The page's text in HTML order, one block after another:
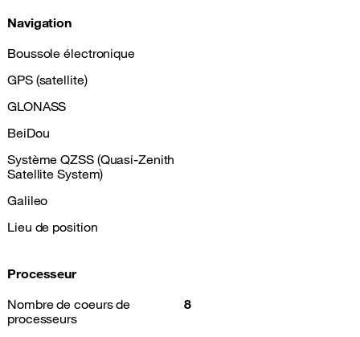
Navigation
Boussole électronique
GPS (satellite)
GLONASS
BeiDou
Système QZSS (Quasi-Zenith
Satellite System)
Galileo
Lieu de position
Processeur
Nombre de coeurs de
processeurs
8